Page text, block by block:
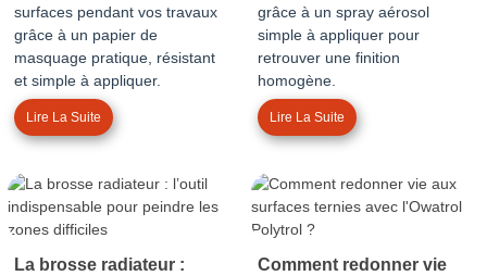
surfaces pendant vos travaux
grâce à un papier de
masquage pratique, résistant
et simple à appliquer.
Lire La Suite
grâce à un spray aérosol
simple à appliquer pour
retrouver une finition
homogène.
Lire La Suite
La brosse radiateur :
Comment redonner vie